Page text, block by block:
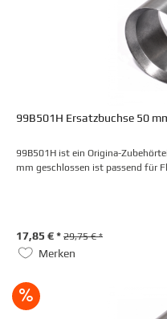
99B501H Ersatzbuchse 50
99B501H ist ein Origina-
mm geschlossen ist passend für
17,85 € * 29,75 € *
Merken